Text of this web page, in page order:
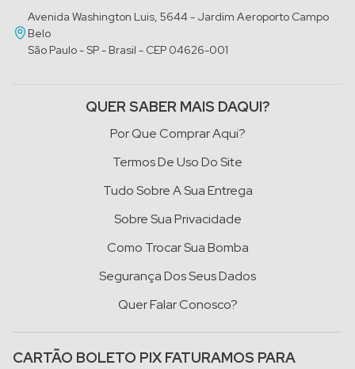
Avenida Washington Luis, 5644 - Jardim Aeroporto Campo
Belo
São Paulo - SP - Brasil - CEP 04626-001
QUER SABER MAIS DAQUI?
Por Que Comprar Aqui?
Termos De Uso Do Site
Tudo Sobre A Sua Entrega
Sobre Sua Privacidade
Como Trocar Sua Bomba
Segurança Dos Seus Dados
Quer Falar Conosco?
CARTÃO BOLETO PIX FATURAMOS PARA